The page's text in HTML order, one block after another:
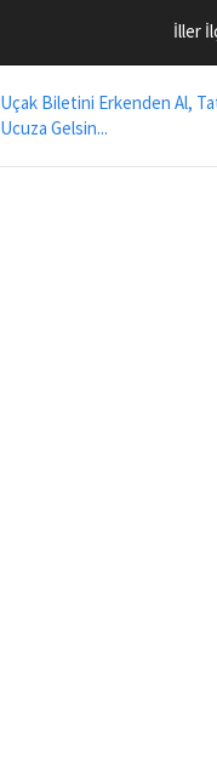
İller
Uçak Biletini Erkenden Al,
Ucuza Gelsin...